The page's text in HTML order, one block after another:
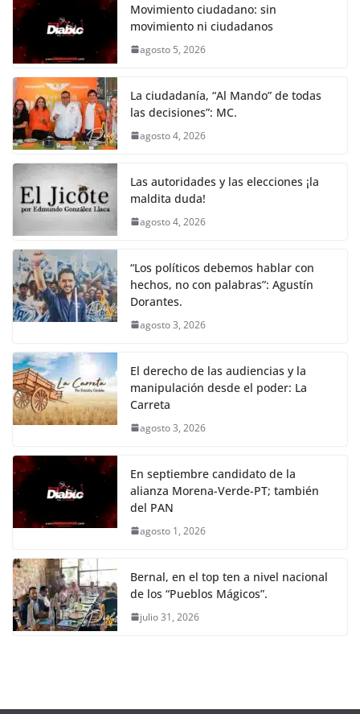
Movimiento ciudadano: sin
movimiento ni ciudadanos
agosto 5, 2026
La ciudadanía, “Al Mando” de todas
las decisiones”: MC.
agosto 4, 2026
Las autoridades y las elecciones ¡la
maldita duda!
agosto 4, 2026
“Los políticos debemos hablar con
hechos, no con palabras”: Agustín
Dorantes.
agosto 3, 2026
El derecho de las audiencias y la
manipulación desde el poder: La
Carreta
agosto 3, 2026
En septiembre candidato de la
alianza Morena-Verde-PT; también
del PAN
agosto 1, 2026
Bernal, en el top ten a nivel nacional
de los “Pueblos Mágicos”.
julio 31, 2026